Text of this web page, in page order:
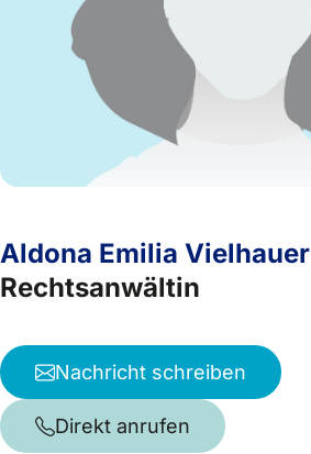
Aldona Emilia Vielhauer
Rechtsanwältin
Nachricht schreiben
Direkt anrufen